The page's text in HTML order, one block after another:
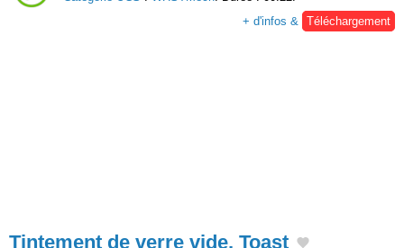
+ d'infos & Téléchargement
Tintement de verre vide, Toast